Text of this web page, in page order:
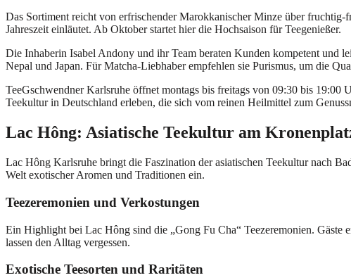
Das Sortiment reicht von erfrischender Marokkanischer Minze über
Jahreszeit einläutet. Ab Oktober startet hier die Hochsaison für Teegenießer.
Die Inhaberin Isabel Andony und ihr Team beraten Kunden kompetent und
Nepal und Japan. Für Matcha-Liebhaber empfehlen sie Purismus, um die
TeeGschwendner Karlsruhe öffnet montags bis freitags von 09:30 bis 19:00
Teekultur in Deutschland erleben, die sich vom reinen Heilmittel zum
Lac Hông: Asiatische Teekultur am
Lac Hông Karlsruhe bringt die Faszination der asiatischen Teekultur nach
Welt exotischer Aromen und Traditionen ein.
Teezeremonien und Verkostungen
Ein Highlight bei Lac Hông sind die „Gong Fu Cha“ Teezeremonien.
lassen den Alltag vergessen.
Exotische Teesorten und Raritäten